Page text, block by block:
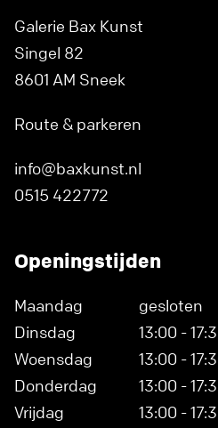
Galerie Bax Kunst
Singel 82
8601 AM Sneek
Route & parkeren
info@baxkunst.nl
0515 422772
Openingstijden
Maandag
gesloten
Dinsdag
13:00 -
Woensdag
13:00 -
Donderdag
13:00 -
Vrijdag
13:00 -